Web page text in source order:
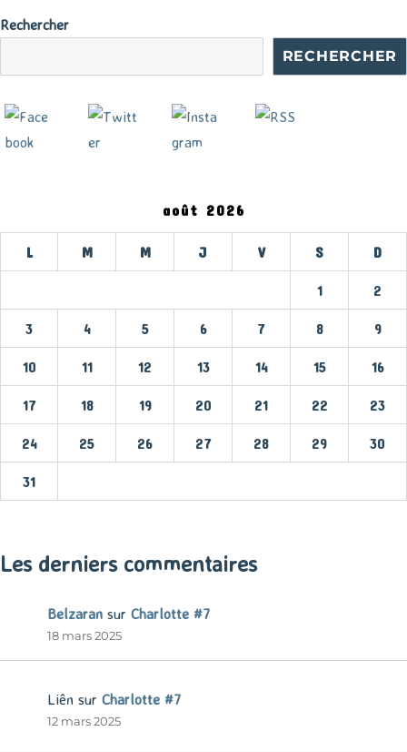
Rechercher
RECHERCHER
août 2026
L M M J V S D
1 2
3 4 5 6 7 8 9
10 11 12 13 14 15 16
17 18 19 20 21 22 23
24 25 26 27 28 29 30
31
Les derniers commentaires
Belzaran sur Charlotte #7
18 mars 2025
Liên sur Charlotte #7
12 mars 2025